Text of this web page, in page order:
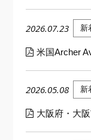
2026.07.23 新
米国Archer Aviation社と
2026.05.08 新
大阪府・大阪市との